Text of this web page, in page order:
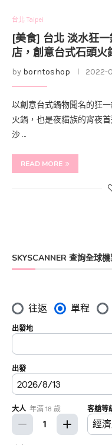
台北 Taipei
[美食] 台北 淡水狂
店，創意台式石頭火
by borntoshop 2022-
以創意台式鍋物聞名的狂
火鍋，也是夜貓族的宵夜
沙 …
READ MORE
SKYSCANNER 查詢全球